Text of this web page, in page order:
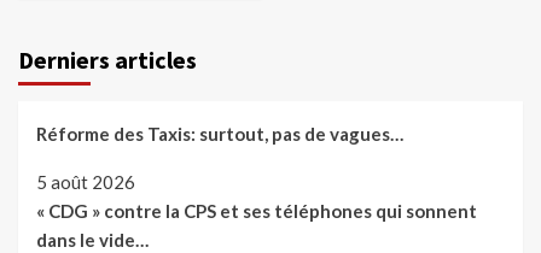
Derniers articles
Réforme des Taxis: surtout, pas de vagues…
5 août 2026
« CDG » contre la CPS et ses téléphones qui sonnent
dans le vide…